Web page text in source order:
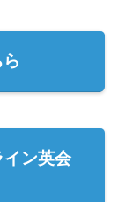
イン英会